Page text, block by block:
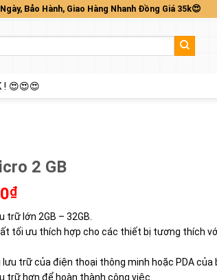
Bảo Hành, Giao Hàng Nhanh Đồng Giá 35k😍
! 😍😍😍
2 GB
₫Giá
tại
là:
trữ lớn 2GB – 32GB.
tối ưu thích hợp cho các thiết bị tương thích
lưu trữ của điện thoại thông minh hoặc PDA của
trữ hơn để hoàn thành công việc.